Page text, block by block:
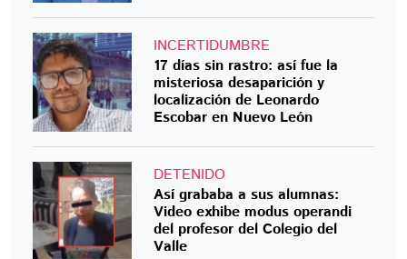
INCERTIDUMBRE
17 días sin rastro: así fue la
misteriosa desaparición y
localización de Leonardo
Escobar en Nuevo León
DETENIDO
Así grababa a sus alumnas:
Video exhibe modus operandi
del profesor del Colegio del
Valle